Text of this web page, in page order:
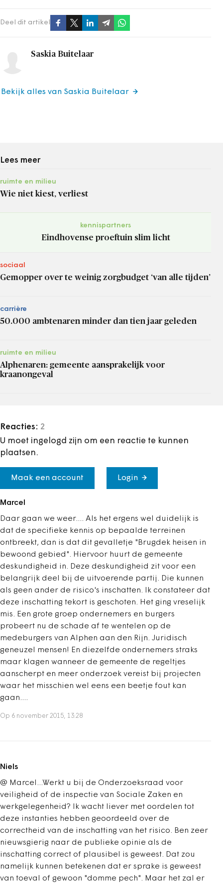
Deel dit artikel
Saskia Buitelaar
Bekijk alles van Saskia Buitelaar
Lees meer
ruimte en milieu
Wie niet kiest, verliest
kennispartners
Eindhovense proeftuin slim licht
sociaal
Gemopper over te weinig zorgbudget ‘van alle tijden’
carrière
50.000 ambtenaren minder dan tien jaar geleden
ruimte en milieu
Alphenaren: gemeente aansprakelijk voor
kraanongeval
Reacties: 2
U moet ingelogd zijn om een reactie te kunnen
plaatsen.
Maak een account Login
Marcel
Daar gaan we weer.... Als het ergens wel duidelijk is
dat de specifieke kennis op bepaalde terreinen
ontbreekt, dan is dat dit gevalletje "Brugdek heisen in
bewoond gebied". Hiervoor huurt de gemeente
deskundigheid in. Deze deskundigheid zit voor een
belangrijk deel bij de uitvoerende partij. Die kunnen
als geen ander de risico's inschatten. Ik constateer dat
deze inschatting tekort is geschoten. Het ging vreselijk
mis. Een grote groep ondernemers en burgers
probeert nu de schade af te wentelen op de
medeburgers van Alphen aan den Rijn. Juridisch
geneuzel mensen! En diezelfde ondernemers straks
maar klagen wanneer de gemeente de regeltjes
aanscherpt en meer onderzoek vereist bij projecten
waar het misschien wel eens een beetje fout kan
gaan....
Op 6 november 2015, 13:28
Niels
@ Marcel...Werkt u bij de Onderzoeksraad voor
veiligheid of de inspectie van Sociale Zaken en
werkgelegenheid? Ik wacht liever met oordelen tot
deze instanties hebben geoordeeld over de
correctheid van de inschatting van het risico. Ben zeer
nieuwsgierig naar de publieke opinie als de
inschatting correct of plausibel is geweest. Dat zou
namelijk kunnen betekenen dat er sprake is geweest
van toeval of gewoon "domme pech". Maar het zal er